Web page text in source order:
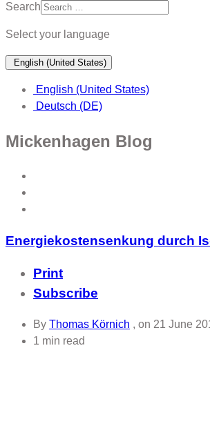
Search
Select your language
English (United States)
English (United States)
Deutsch (DE)
Mickenhagen Blog
Energiekostensenkung durch
Print
Subscribe
By Thomas Körnich , on 21 June
1 min read